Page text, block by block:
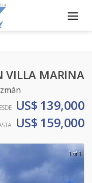
VILLA MARINA
US$ 139,000
US$ 159,000
1 of 1